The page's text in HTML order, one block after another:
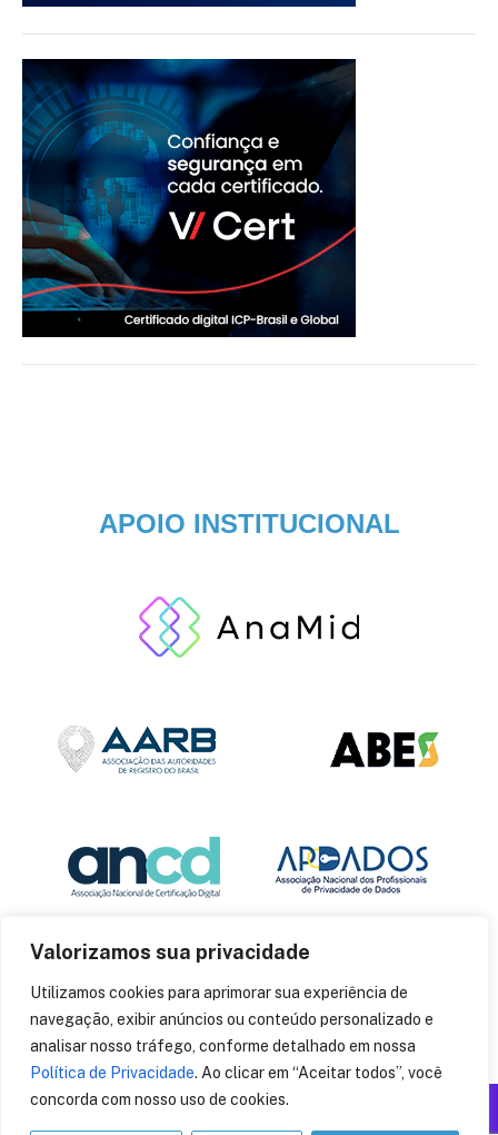
Valorizamos sua privacidade
Utilizamos cookies para aprimorar sua experiência de
navegação, exibir anúncios ou conteúdo personalizado e
analisar nosso tráfego, conforme detalhado em nossa
Política de Privacidade. Ao clicar em “Aceitar todos”, você
concorda com nosso uso de cookies.
APOIO INSTITUCIONAL